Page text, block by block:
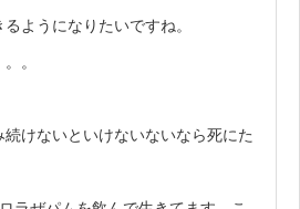
ようになりたいですね。
。
けないといけないないなら死にた